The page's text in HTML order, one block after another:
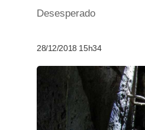
Desesperado
28/12/2018 15h34